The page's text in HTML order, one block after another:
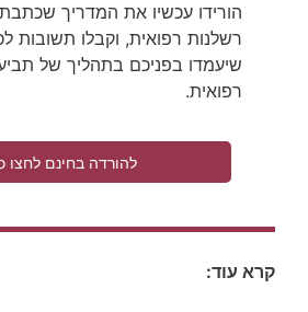
הורידו עכשיו את המדריך
רשלנות רפואית, וקבלו תשובות
שיעמדו בפניכם בתהליך של
רפואית.
להורדה בחינם לחצו
קרא עוד: